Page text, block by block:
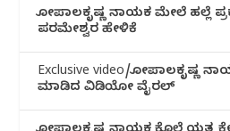
ಗೋಪಾಲಕೃಷ್ಣ ನಾಯಕ ಮೇಲೆ ಹಲ್ಲೆ
ಪರಮೇಶ್ವರ ಹೇಳಿಕೆ
Exclusive video/ಗೋಪಾಲಕೃಷ್ಣ
ಮಾಡಿದ ವಿಡಿಯೋ ವೈರಲ್